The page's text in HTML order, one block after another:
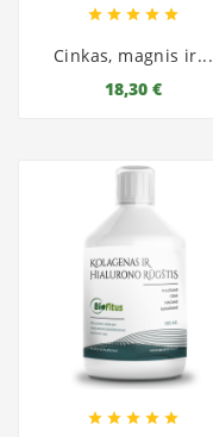
    
Cinkas, magnis ir...
18,30 €
    